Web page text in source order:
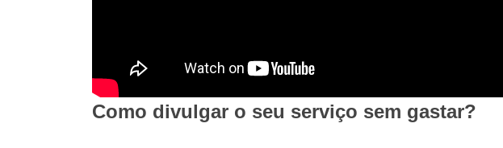
Como divulgar o seu serviço sem gastar?